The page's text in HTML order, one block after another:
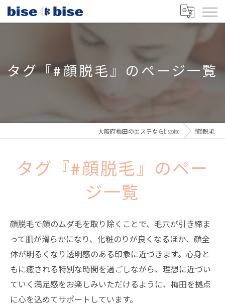
タグ『#顔脱毛』のページ一覧
大阪府梅田のエステならbisebise #顔脱毛
タグ『#顔脱毛』のペー
ジ一覧
顔脱毛で顔のムダ毛を取り除くことで、毛穴が引き締ま
って肌が滑らかになり、化粧のりが良くなるほか、顔全
体が明るくなり透明感のある印象に近づきます。心身と
もに癒される特別な時間を過ごしながら、理想に近づい
ていく満足感をお楽しみいただけるように、梅田を拠点
に心を込めてサポートしています。